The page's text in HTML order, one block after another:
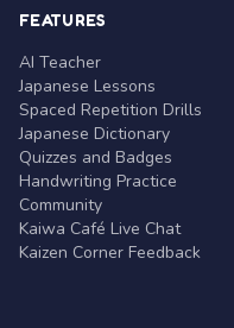
FEATURES
AI Teacher
Japanese Lessons
Spaced Repetition Drills
Japanese Dictionary
Quizzes and Badges
Handwriting Practice
Community
Kaiwa Café Live Chat
Kaizen Corner Feedback